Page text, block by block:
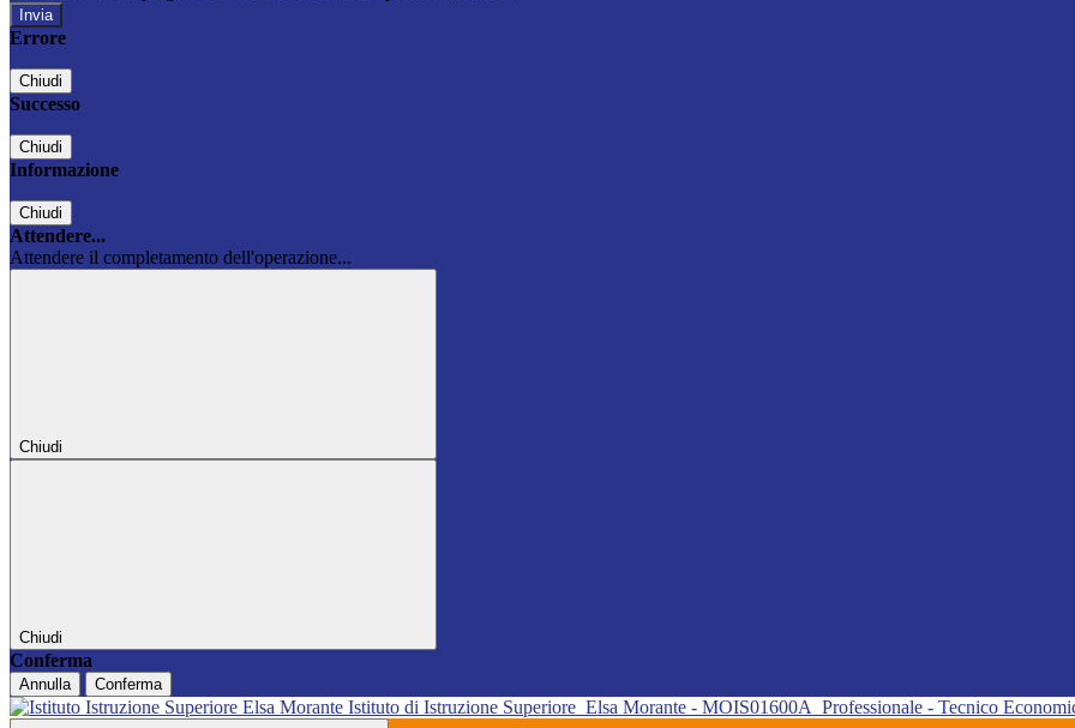
Errore
Chiudi
Successo
Chiudi
Informazione
Chiudi
Attendere...
Attendere il completamento dell'operazione...
Chiudi
Chiudi
Conferma
Annulla Conferma
Istituto di Istruzione Superiore Elsa Morante - MOIS01600A Professionale - Tecnico